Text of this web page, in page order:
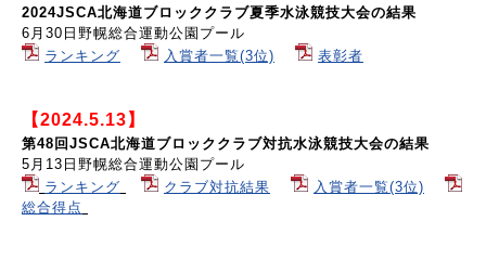
2024JSCA北海道ブロッククラブ夏季水泳競技大会の結果
6月30日野幌総合運動公園プール
ランキング
入賞者一覧(3位) 表彰者
【2024.5.13】
第48回JSCA北海道ブロッククラブ対抗水泳競技大会の結果
5月13日野幌総合運動公園プール
ランキング
クラブ対抗結果
入賞者一覧(3位)
総合得点